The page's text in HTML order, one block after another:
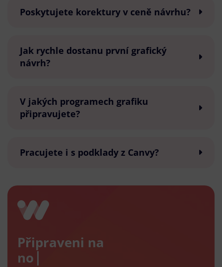
Poskytujete korektury v ceně návrhu?
Jak rychle dostanu první grafický
návrh?
V jakých programech grafiku
připravujete?
Pracujete i s podklady z Canvy?
Připraveni na
nový e